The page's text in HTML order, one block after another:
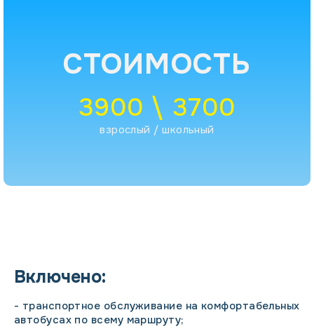
СТОИМОСТЬ
3900 \ 3700
взрослый / школьный
Включено:
- транспортное обслуживание на комфортабельных
автобусах по всему маршруту;